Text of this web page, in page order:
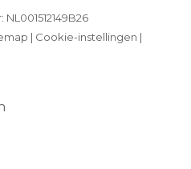
| Cookie-instellingen |